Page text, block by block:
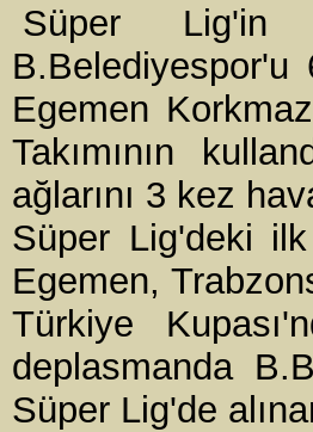
Süper Lig'in
B.Belediyespor'u
Egemen
Takımının
ağlarını 3 kez
Süper Lig'deki
Egemen,
Türkiye
deplasmanda
Süper Lig'de